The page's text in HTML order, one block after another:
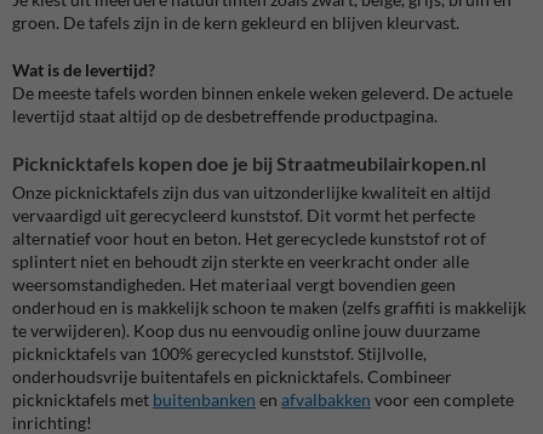
groen. De tafels zijn in de kern gekleurd en blijven kleurvast.
Wat is de levertijd?
De meeste tafels worden binnen enkele weken geleverd. De actuele
levertijd staat altijd op de desbetreffende productpagina.
Picknicktafels kopen doe je bij Straatmeubilairkopen.nl
Onze picknicktafels zijn dus van uitzonderlijke kwaliteit en altijd
vervaardigd uit gerecycleerd kunststof. Dit vormt het perfecte
alternatief voor hout en beton. Het gerecyclede kunststof rot of
splintert niet en behoudt zijn sterkte en veerkracht onder alle
weersomstandigheden. Het materiaal vergt bovendien geen
onderhoud en is makkelijk schoon te maken (zelfs graffiti is makkelijk
te verwijderen). Koop dus nu eenvoudig online jouw duurzame
picknicktafels van 100% gerecycled kunststof. Stijlvolle,
onderhoudsvrije buitentafels en picknicktafels. Combineer
picknicktafels met buitenbanken en afvalbakken voor een complete
inrichting!